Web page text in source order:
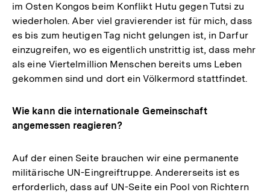
im Osten Kongos beim Konflikt Hutu gegen Tutsi zu
wiederholen. Aber viel gravierender ist für mich, dass
es bis zum heutigen Tag nicht gelungen ist, in Darfur
einzugreifen, wo es eigentlich unstrittig ist, dass mehr
als eine Viertelmillion Menschen bereits ums Leben
gekommen sind und dort ein Völkermord stattfindet.
Wie kann die internationale Gemeinschaft
angemessen reagieren?
Auf der einen Seite brauchen wir eine permanente
militärische UN-Eingreiftruppe. Andererseits ist es
erforderlich, dass auf UN-Seite ein Pool von Richtern